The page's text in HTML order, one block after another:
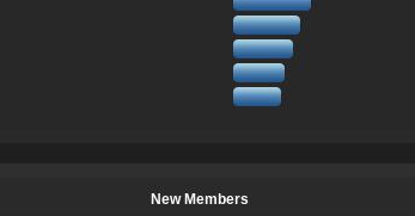
New Members